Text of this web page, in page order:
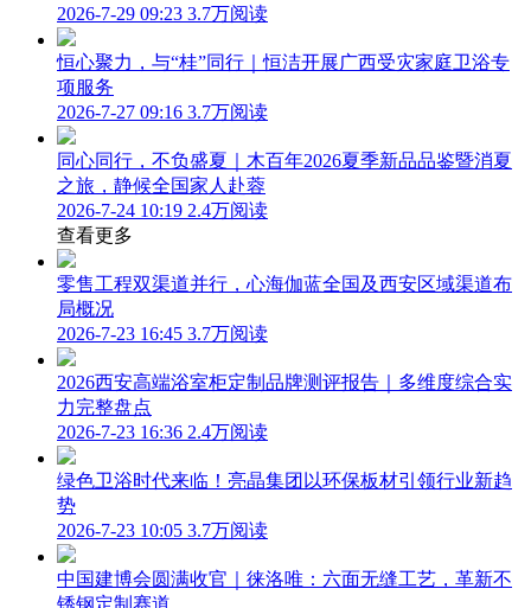
2026-7-29 09:23 3.7万阅读
恒心聚力，与“桂”同行｜恒洁开展广西受灾家庭卫浴专
项服务
2026-7-27 09:16 3.7万阅读
同心同行，不负盛夏｜木百年2026夏季新品品鉴暨消夏
之旅，静候全国家人赴蓉
2026-7-24 10:19 2.4万阅读
查看更多
零售工程双渠道并行，心海伽蓝全国及西安区域渠道布
局概况
2026-7-23 16:45 3.7万阅读
2026西安高端浴室柜定制品牌测评报告｜多维度综合实
力完整盘点
2026-7-23 16:36 2.4万阅读
绿色卫浴时代来临！亮晶集团以环保板材引领行业新趋
势
2026-7-23 10:05 3.7万阅读
中国建博会圆满收官｜徕洛唯：六面无缝工艺，革新不
锈钢定制赛道